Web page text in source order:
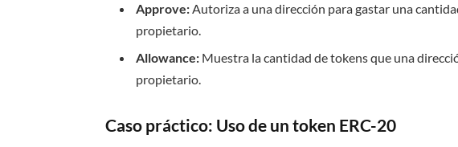
Approve:Autoriza a una dirección para gastar una
propietario.
Allowance: Muestra la cantidad de tokens que una
propietario.
Caso práctico: Uso de un token ERC-20